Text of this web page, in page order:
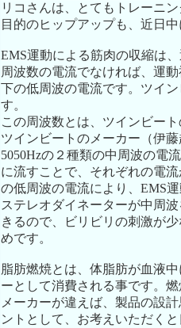
リコさんは、とてもトレーニ
目的のヒップアップも、近日
EMS運動による筋肉の収縮は
周波数の電流でなければ、運
下の低周波の電流です。ツイ
す。
この周波数とは、ツインビー
ツインビートのメーカー（伊
5050Hzの２種類の中周波の電
に流すことで、それぞれの電
の低周波の電流により、EMS運
ステレオダイネーターが中周
きるので、ビリビリの刺激が
めです。
脂肪燃焼とは、体脂肪が血液
ーとして消費される事です。
メーカーが違えば、製品の設
ントとして、お考えいただく